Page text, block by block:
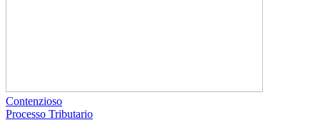
Contenzioso
Processo Tributario